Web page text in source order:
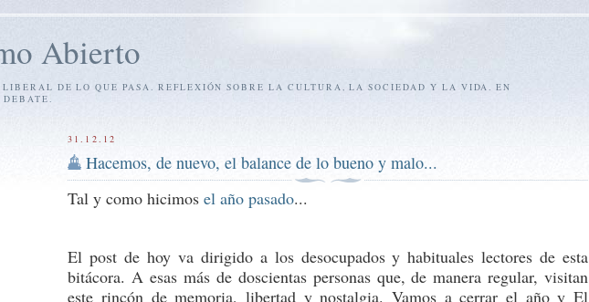
Abierto
DE LO QUE PASA. REFLEXIÓN SOBRE LA CULTURA, LA SOCIEDAD Y LA VIDA. EN
31.12.12
Hacemos, de nuevo, el balance de lo bueno y malo...
Tal y como hicimosel año pasado...
El post de hoy va dirigido a los desocupados y habituales lectores de esta
bitácora. A esas más de doscientas personas que, de manera regular, visitan
este rincón de memoria, libertad y nostalgia. Vamos a cerrar el año y El